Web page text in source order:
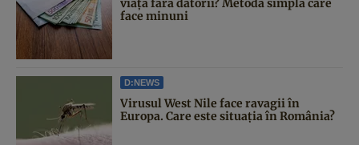
viață fără datorii? Metoda simplă care
face minuni
D:NEWS
Virusul West Nile face ravagii în
Europa. Care este situația în România?